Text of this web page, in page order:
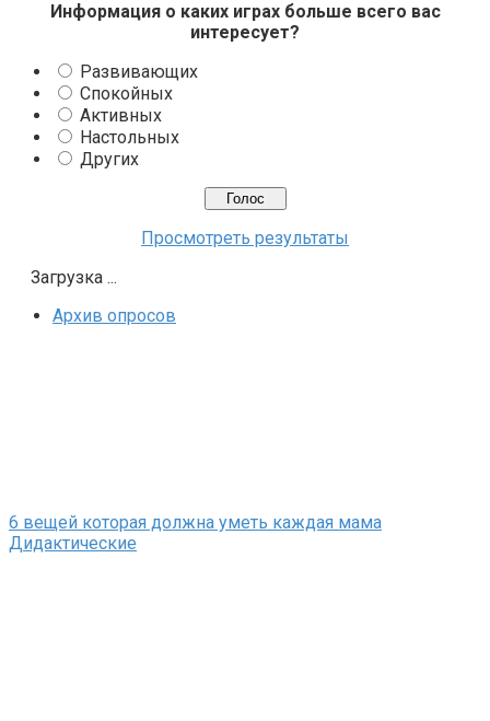
Информация о каких играх больше всего вас
интересует?
Развивающих
Спокойных
Активных
Настольных
Других
Просмотреть результаты
Загрузка ...
Архив опросов
6 вещей которая должна уметь каждая мама
Дидактические